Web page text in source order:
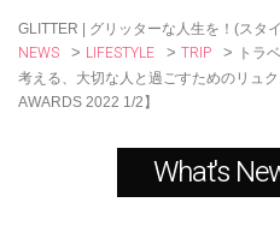
GLITTER | グリッターな人生を！(スタ
NEWS > LIFESTYLE > TRIP >
トラ
考える、大切な人と過ごすためのリュ
AWARDS 2022 1/2】
What's